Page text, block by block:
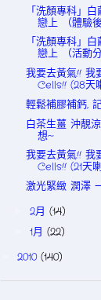
「洗顏專科」
戀上 （體驗後
「洗顏專科」
戀上 （活動分
我要去黃氣!!
Cells!! (28天
輕鬆補膠補鈣,
白茶生薑 沖靚
想~
我要去黃氣!!
Cells!! (21天
激光緊緻 潤澤
2月 (14)
1月 (22)
2010 (140)